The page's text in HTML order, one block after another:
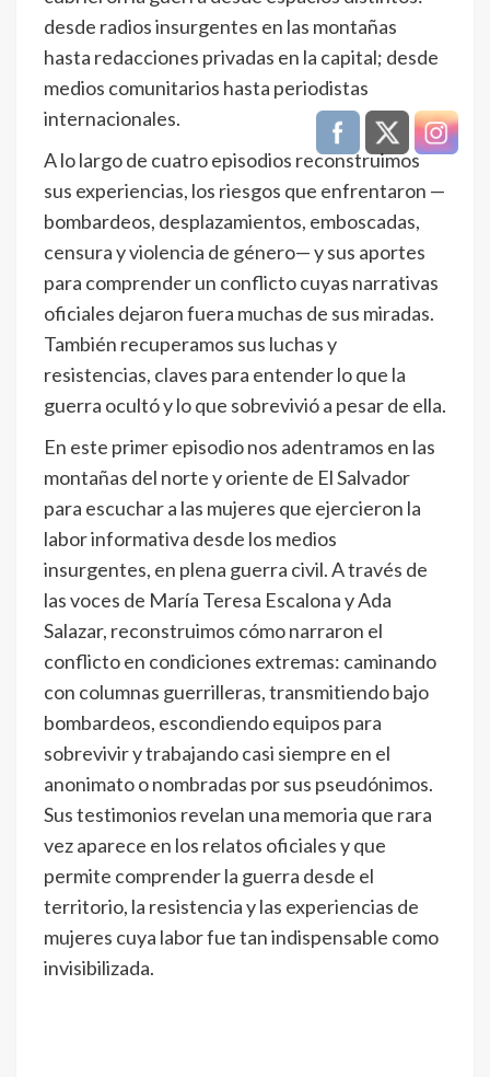
desde radios insurgentes en las montañas
hasta redacciones privadas en la capital; desde
medios comunitarios hasta periodistas
internacionales.
A lo largo de cuatro episodios reconstruimos
sus experiencias, los riesgos que enfrentaron —
bombardeos, desplazamientos, emboscadas,
censura y violencia de género— y sus aportes
para comprender un conflicto cuyas narrativas
oficiales dejaron fuera muchas de sus miradas.
También recuperamos sus luchas y
resistencias, claves para entender lo que la
guerra ocultó y lo que sobrevivió a pesar de ella.
En este primer episodio nos adentramos en las
montañas del norte y oriente de El Salvador
para escuchar a las mujeres que ejercieron la
labor informativa desde los medios
insurgentes, en plena guerra civil. A través de
las voces de María Teresa Escalona y Ada
Salazar, reconstruimos cómo narraron el
conflicto en condiciones extremas: caminando
con columnas guerrilleras, transmitiendo bajo
bombardeos, escondiendo equipos para
sobrevivir y trabajando casi siempre en el
anonimato o nombradas por sus pseudónimos.
Sus testimonios revelan una memoria que rara
vez aparece en los relatos oficiales y que
permite comprender la guerra desde el
territorio, la resistencia y las experiencias de
mujeres cuya labor fue tan indispensable como
invisibilizada.